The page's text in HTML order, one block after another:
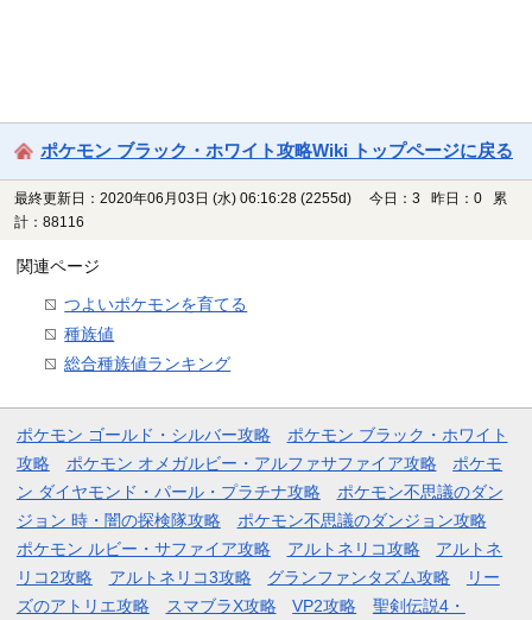
ポケモン ブラック・ホワイト攻略Wiki トップページに戻る
最終更新日：2020年06月03日 (水) 06:16:28 (2255d)
今日：3 昨日：0 累
計：88116
関連ページ
つよいポケモンを育てる
種族値
総合種族値ランキング
ポケモン ゴールド・シルバー攻略
ポケモン ブラック・ホワイト
攻略
ポケモン オメガルビー・アルファサファイア攻略
ポケモ
ン ダイヤモンド・パール・プラチナ攻略
ポケモン不思議のダン
ジョン 時・闇の探検隊攻略
ポケモン不思議のダンジョン攻略
ポケモン ルビー・サファイア攻略
アルトネリコ攻略
アルトネ
リコ2攻略
アルトネリコ3攻略 グランファンタズム攻略
リー
ズのアトリエ攻略
スマブラX攻略 VP2攻略 聖剣伝説4・